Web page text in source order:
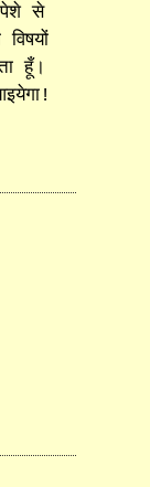
से
हूँ।